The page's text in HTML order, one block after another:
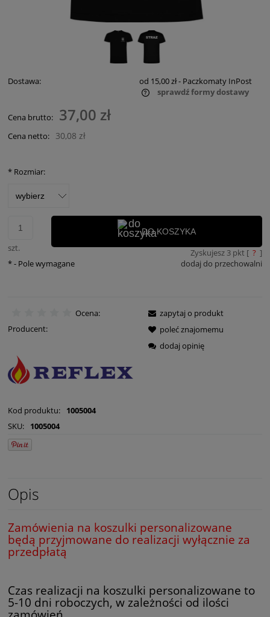
Dostawa: od 15,00 zł- Paczkomaty InPost
sprawdź formy dostawy
Cena brutto: 37,00 zł
Cena netto: 30,08 zł
* Rozmiar:
szt.
DO KOSZYKA
Zyskujesz 3pkt [ ? ]
dodaj do przechowalni
*- Pole wymagane
Ocena:
Producent:
Kod produktu:
1005004
SKU:
1005004
zapytaj o produkt
poleć znajomemu
dodaj opinię
Opis
Zamówienia na koszulki personalizowane
będą przyjmowane do realizacji wyłącznie za
przedpłatą
Czas realizacji na koszulki personalizowane to
5-10 dni roboczych, w zależności od ilości